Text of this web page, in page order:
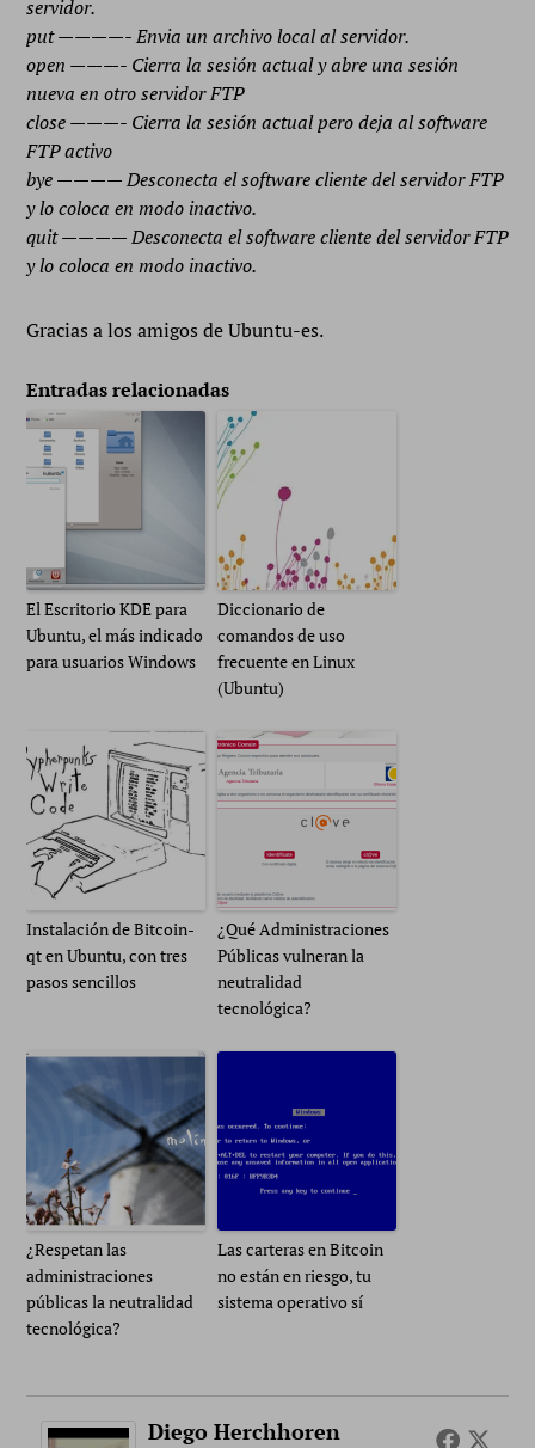
servidor.
put ————- Envia un archivo local al servidor.
open ———- Cierra la sesión actual y abre una sesión
nueva en otro servidor FTP
close ———- Cierra la sesión actual pero deja al software
FTP activo
bye ———— Desconecta el software cliente del servidor FTP
y lo coloca en modo inactivo.
quit ———— Desconecta el software cliente del servidor FTP
y lo coloca en modo inactivo.
Gracias a los amigos de Ubuntu-es.
Entradas relacionadas
El Escritorio KDE para
Ubuntu, el más indicado
para usuarios Windows
Diccionario de
comandos de uso
frecuente en Linux
(Ubuntu)
Instalación de Bitcoin-
qt en Ubuntu, con tres
pasos sencillos
¿Qué Administraciones
Públicas vulneran la
neutralidad
tecnológica?
¿Respetan las
administraciones
públicas la neutralidad
tecnológica?
Las carteras en Bitcoin
no están en riesgo, tu
sistema operativo sí
Diego Herchhoren